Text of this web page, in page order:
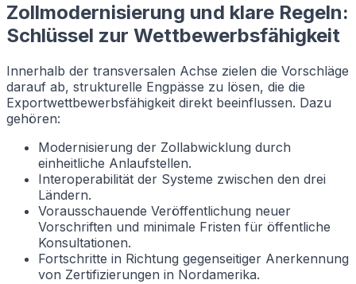
Zollmodernisierung und klare Regeln:
Schlüssel zur Wettbewerbsfähigkeit
Innerhalb der transversalen Achse zielen die Vorschläge
darauf ab, strukturelle Engpässe zu lösen, die die
Exportwettbewerbsfähigkeit direkt beeinflussen. Dazu
gehören:
Modernisierung der Zollabwicklung durch
einheitliche Anlaufstellen.
Interoperabilität der Systeme zwischen den drei
Ländern.
Vorausschauende Veröffentlichung neuer
Vorschriften und minimale Fristen für öffentliche
Konsultationen.
Fortschritte in Richtung gegenseitiger Anerkennung
von Zertifizierungen in Nordamerika.